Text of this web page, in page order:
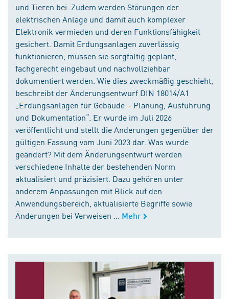
und Tieren bei. Zudem werden Störungen der
elektrischen Anlage und damit auch komplexer
Elektronik vermieden und deren Funktionsfähigkeit
gesichert. Damit Erdungsanlagen zuverlässig
funktionieren, müssen sie sorgfältig geplant,
fachgerecht eingebaut und nachvollziehbar
dokumentiert werden. Wie dies zweckmäßig geschieht,
beschreibt der Änderungsentwurf DIN 18014/A1
„Erdungsanlagen für Gebäude – Planung, Ausführung
und Dokumentation“. Er wurde im Juli 2026
veröffentlicht und stellt die Änderungen gegenüber der
gültigen Fassung vom Juni 2023 dar. Was wurde
geändert? Mit dem Änderungsentwurf werden
verschiedene Inhalte der bestehenden Norm
aktualisiert und präzisiert. Dazu gehören unter
anderem Anpassungen mit Blick auf den
Anwendungsbereich, aktualisierte Begriffe sowie
Änderungen bei Verweisen ...
Mehr